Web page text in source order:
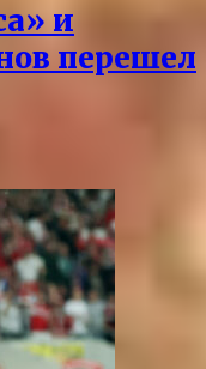
и
перешел